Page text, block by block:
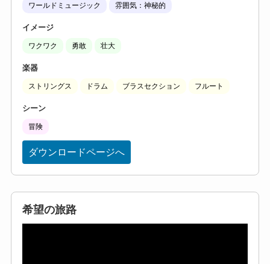
ワールドミュージック 雰囲気：神秘的
イメージ
ワクワク 勇敢 壮大
楽器
ストリングス ドラム ブラスセクション フルート
シーン
冒険
ダウンロードページへ
希望の旅路